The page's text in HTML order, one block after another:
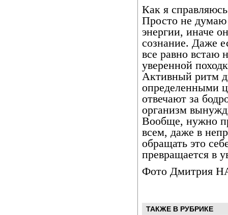
Как я
Просто не
энергии, иначе
сознание. Даже
все равно встаю
уверенной
Активный ритм
определенными
отвечают за
организм
Вообще, нужно
всем, даже в
обращать это
превращается в
Фото Дмитрия
ТАКЖЕ В РУБРИКЕ